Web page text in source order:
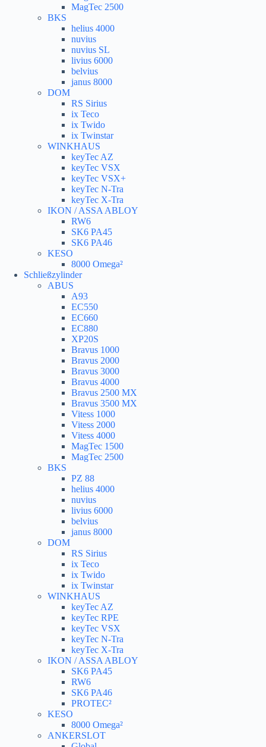
MagTec 2500
BKS
helius 4000
nuvius
nuvius SL
livius 6000
belvius
janus 8000
DOM
RS Sirius
ix Teco
ix Twido
ix Twinstar
WINKHAUS
keyTec AZ
keyTec VSX
keyTec VSX+
keyTec N-Tra
keyTec X-Tra
IKON / ASSA ABLOY
RW6
SK6 PA45
SK6 PA46
KESO
8000 Omega²
Schließzylinder
ABUS
A93
EC550
EC660
EC880
XP20S
Bravus 1000
Bravus 2000
Bravus 3000
Bravus 4000
Bravus 2500 MX
Bravus 3500 MX
Vitess 1000
Vitess 2000
Vitess 4000
MagTec 1500
MagTec 2500
BKS
PZ 88
helius 4000
nuvius
livius 6000
belvius
janus 8000
DOM
RS Sirius
ix Teco
ix Twido
ix Twinstar
WINKHAUS
keyTec AZ
keyTec RPE
keyTec VSX
keyTec N-Tra
keyTec X-Tra
IKON / ASSA ABLOY
SK6 PA45
RW6
SK6 PA46
PROTEC²
KESO
8000 Omega²
ANKERSLOT